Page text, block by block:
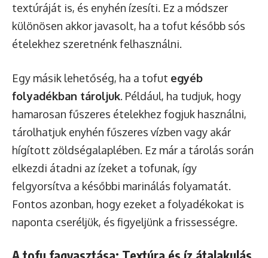
textúráját is, és enyhén ízesíti. Ez a módszer
különösen akkor javasolt, ha a tofut később sós
ételekhez szeretnénk felhasználni.
Egy másik lehetőség, ha a tofut egyéb
folyadékban tároljuk. Például, ha tudjuk, hogy
hamarosan fűszeres ételekhez fogjuk használni,
tárolhatjuk enyhén fűszeres vízben vagy akár
hígított zöldségalaplében. Ez már a tárolás során
elkezdi átadni az ízeket a tofunak, így
felgyorsítva a későbbi marinálás folyamatát.
Fontos azonban, hogy ezeket a folyadékokat is
naponta cseréljük, és figyeljünk a frissességre.